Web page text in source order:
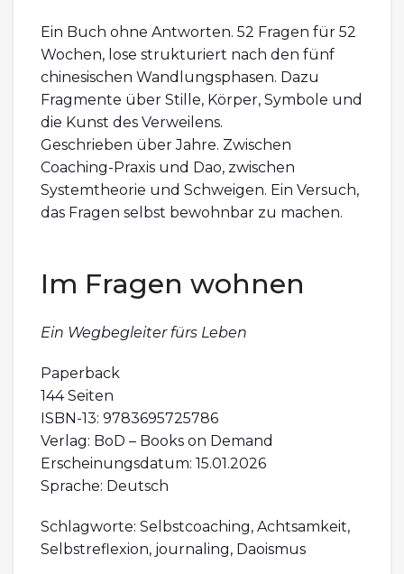
Ein Buch ohne Antworten. 52 Fragen für 52
Wochen, lose strukturiert nach den fünf
chinesischen Wandlungsphasen. Dazu
Fragmente über Stille, Körper, Symbole und
die Kunst des Verweilens.
Geschrieben über Jahre. Zwischen
Coaching-Praxis und Dao, zwischen
Systemtheorie und Schweigen. Ein Versuch,
das Fragen selbst bewohnbar zu machen.
Im Fragen wohnen
Ein Wegbegleiter fürs Leben
Paperback
144 Seiten
ISBN-13: 9783695725786
Verlag: BoD – Books on Demand
Erscheinungsdatum: 15.01.2026
Sprache: Deutsch
Schlagworte: Selbstcoaching, Achtsamkeit,
Selbstreflexion, journaling, Daoismus